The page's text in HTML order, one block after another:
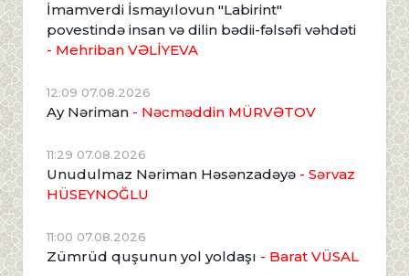
İmamverdi İsmayılovun "Labirint"
povestində insan və dilin bədii-fəlsəfi vəhdəti
- Mehriban VƏLİYEVA
12:09 07.08.2026
Ay Nəriman - Nəcməddin MÜRVƏTOV
11:29 07.08.2026
Unudulmaz Nəriman Həsənzadəyə - Sərvaz
HÜSEYNOĞLU
11:00 07.08.2026
Zümrüd quşunun yol yoldaşı - Barat VÜSAL